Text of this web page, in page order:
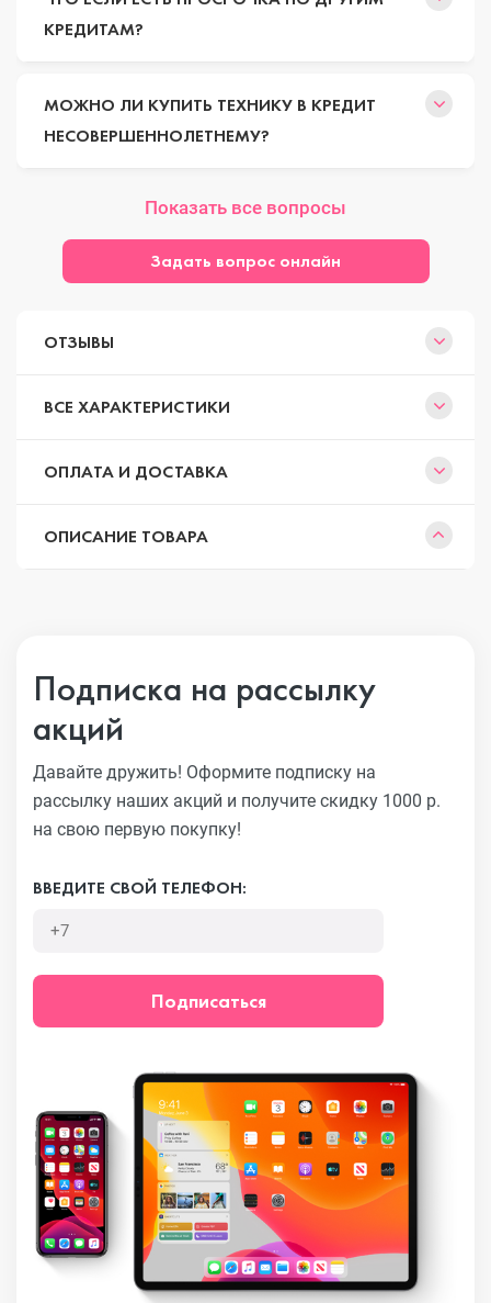
КРЕДИТАМ?
МОЖНО ЛИ КУПИТЬ ТЕХНИКУ В КРЕДИТ
НЕСОВЕРШЕННОЛЕТНЕМУ?
Показать все вопросы
Задать вопрос онлайн
ОТЗЫВЫ
ВСЕ ХАРАКТЕРИСТИКИ
ОПЛАТА И ДОСТАВКА
ОПИСАНИЕ ТОВАРА
Подписка на рассылку
акций
Давайте дружить! Оформите подписку на
рассылку наших акций и получите скидку 1000 р.
на свою первую покупку!
ВВЕДИТЕ СВОЙ ТЕЛЕФОН:
Подписаться